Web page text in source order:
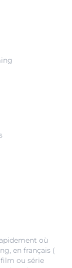
où
en français (
ou série